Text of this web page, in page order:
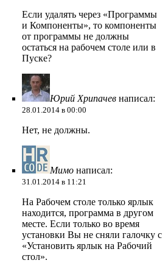
Если удалять через «Программы
и Компоненты», то компоненты
от программы не должны
остаться на рабочем столе или в
Пуске?
Юрий Хрипачев написал:
28.01.2014 в 00:00
Нет, не должны.
Мимо написал:
31.01.2014 в 11:21
На Рабочем столе только ярлык
находится, программа в другом
месте. Если только во время
установки Вы не сняли галочку с
«Установить ярлык на Рабочий
стол».